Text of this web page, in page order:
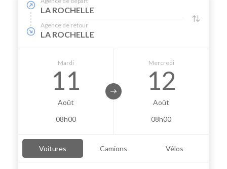
LA ROCHELLE
Agence de retour
LA ROCHELLE
Mardi
11
Août
08h00
Mercredi
12
Août
08h00
Voitures Camions Vélos